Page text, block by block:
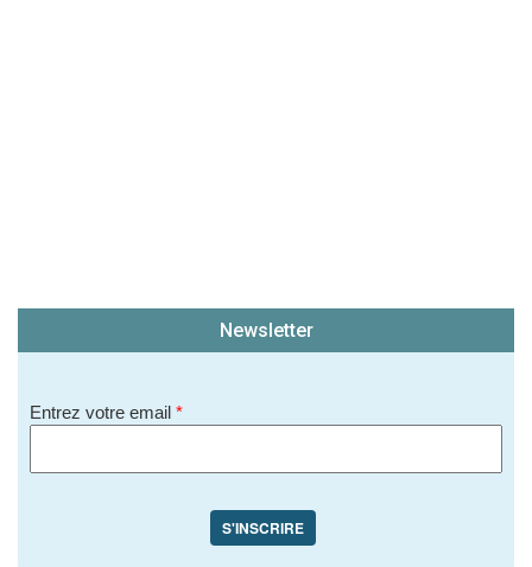
Newsletter
Entrez votre email *
S'INSCRIRE